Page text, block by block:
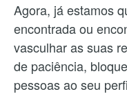
Agora, já estamos
encontrada ou
vasculhar as suas
de paciência,
pessoas ao seu